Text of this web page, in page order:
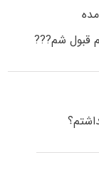
قبول شم???